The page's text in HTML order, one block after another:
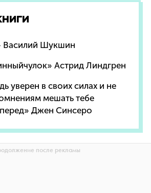
Василий Шукшин
Астрид Линдгрен
уверен в своих силах и не
мешать тебе
Джен Синсеро